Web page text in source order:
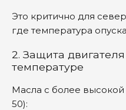
Это критично для
где температура
2. Защита
температуре
Масла с более
50):